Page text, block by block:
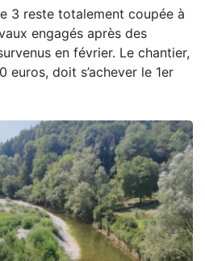
3 reste totalement coupée à
engagés après des
en février. Le chantier,
euros, doit s’achever le 1er